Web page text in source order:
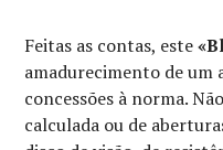
Feitas as contas, este
amadurecimento de um
concessões à norma.
calculada ou de